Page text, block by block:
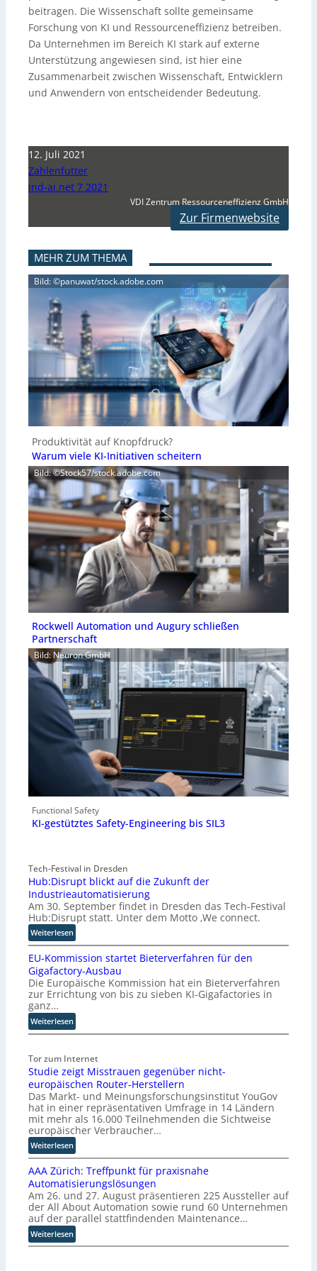
beitragen. Die Wissenschaft sollte gemeinsame
Forschung von KI und Ressourceneffizienz betreiben.
Da Unternehmen im Bereich KI stark auf externe
Unterstützung angewiesen sind, ist hier eine
Zusammenarbeit zwischen Wissenschaft, Entwicklern
und Anwendern von entscheidender Bedeutung.
12. Juli 2021
Zahlenfutter
ind-ai.net 7 2021
VDI Zentrum Ressourceneffizienz GmbH
Zur Firmenwebsite
MEHR ZUM THEMA
Bild: ©panuwat/stock.adobe.com
Produktivität auf Knopfdruck?
Warum viele KI-Initiativen scheitern
Bild: ©Stock57/stock.adobe.com
Rockwell Automation und Augury schließen
Partnerschaft
Bild: Neuron GmbH
Functional Safety
KI-gestütztes Safety-Engineering bis SIL3
Tech-Festival in Dresden
Hub:Disrupt blickt auf die Zukunft der
Industrieautomatisierung
Am 30. September findet in Dresden das Tech-Festival
Hub:Disrupt statt. Unter dem Motto ‚We connect.
Weiterlesen:
H
u
b
:
D
s
r
p
t
b
l
i
c
k
t
a
u
f
d
i
e
Z
EU-Kommission startet Bieterverfahren für den
Gigafactory-Ausbau
Die Europäische Kommission hat ein Bieterverfahren
zur Errichtung von bis zu sieben KI-Gigafactories in
ganz…
Weiterlesen:
E
-
K
o
m
m
s
s
i
o
n
s
t
a
r
t
Tor zum Internet
Studie zeigt Misstrauen gegenüber nicht-
europäischen Router-Herstellern
Das Markt- und Meinungsforschungsinstitut YouGov
hat in einer repräsentativen Umfrage in 14 Ländern
mit mehr als 16.000 Teilnehmenden die Sichtweise
europäischer Verbraucher…
Weiterlesen:
S
t
u
d
i
e
z
e
AAA Zürich: Treffpunkt für praxisnahe
Automatisierungslösungen
Am 26. und 27. August präsentieren 225 Aussteller auf
der All About Automation sowie rund 60 Unternehmen
auf der parallel stattfindenden Maintenance…
Weiterlesen:
A